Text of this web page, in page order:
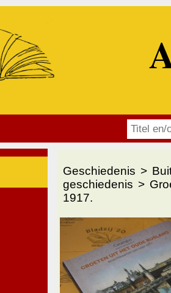
Geschiedenis
geschiedenis
1917.